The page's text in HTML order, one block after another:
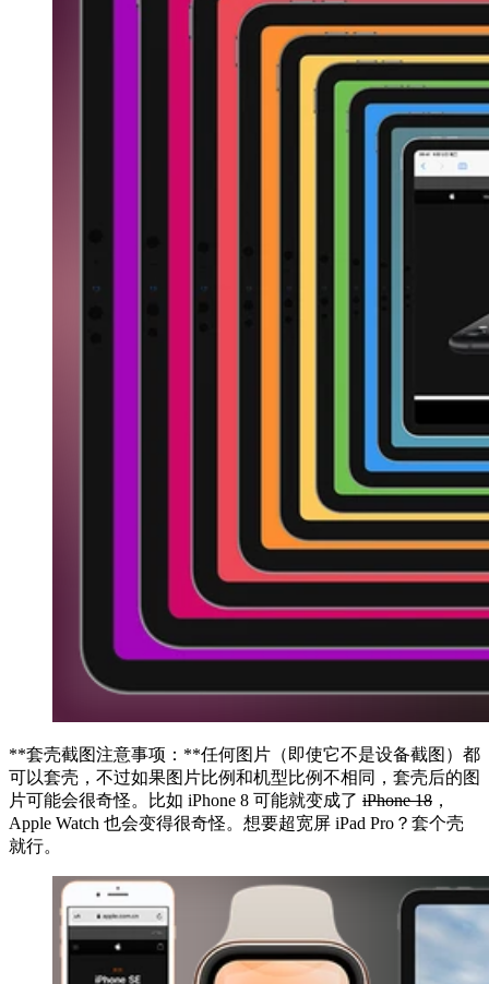
**套壳截图注意事项：**任何图片（即使它不是设备截图）都
可以套壳，不过如果图片比例和机型比例不相同，套壳后的图
片可能会很奇怪。比如 iPhone 8 可能就变成了 iPhone 18 ，
Apple Watch 也会变得很奇怪。想要超宽屏 iPad Pro？套个壳
就行。